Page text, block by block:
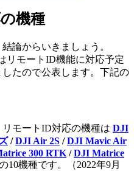
機種
論からいきましょう。
リモートID機能に対応予定
たので公表します。下記の
モートID対応の機種は DJI
/DJI Air 2S /DJI Mavic Air
300 RTK /DJI Matrice
10機種です。（2022年9月